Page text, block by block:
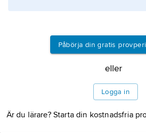
Information om artikeln
Påbörja din gratis
eller
Logga in
Är du lärare? Starta din kostnadsfria